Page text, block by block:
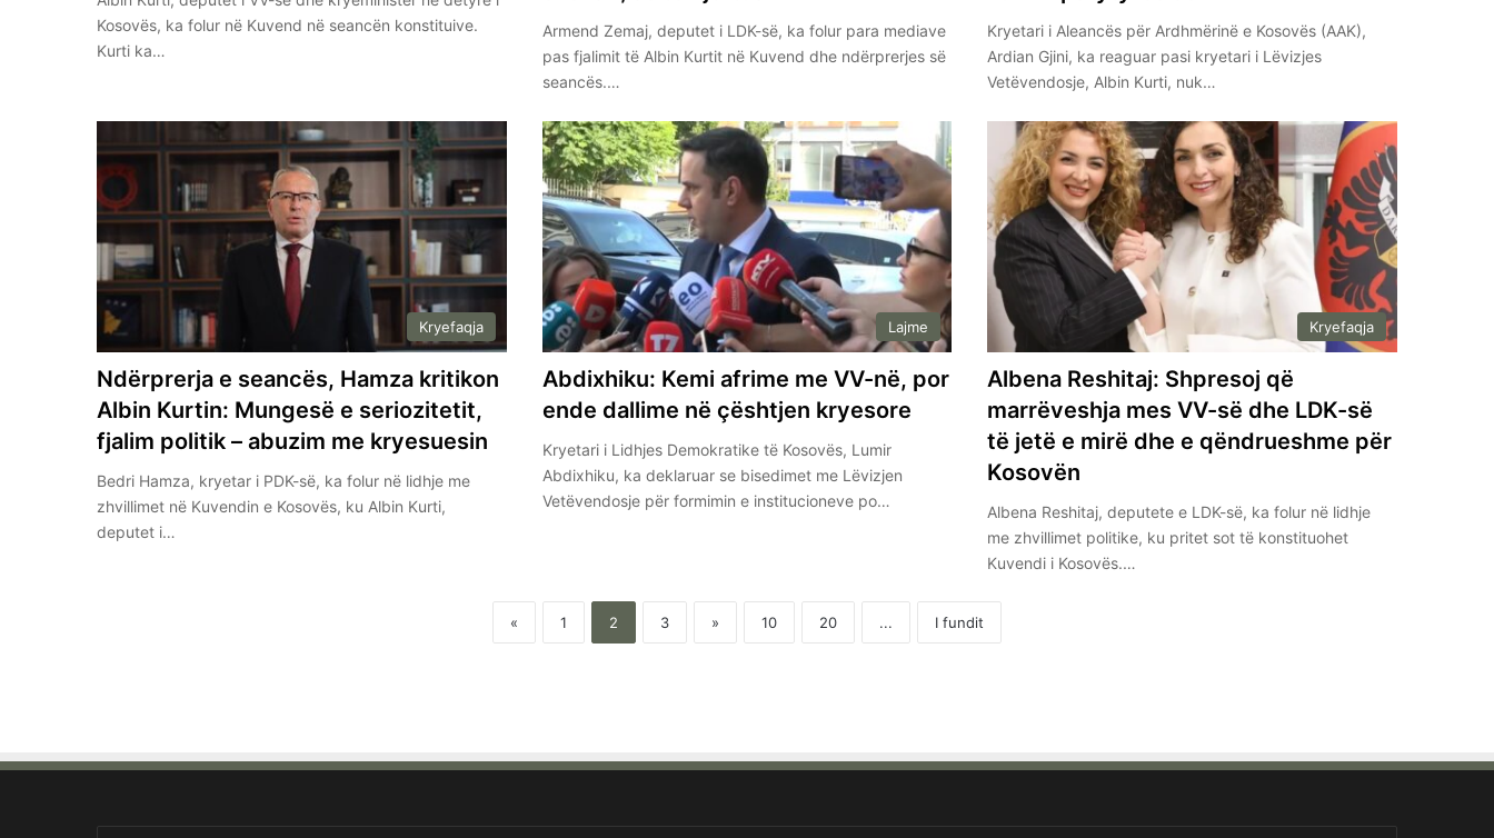
Kosovës, ka folur në Kuvend në seancën konstituive.
Kurti ka…
Armend Zemaj, deputet i LDK-së, ka folur para mediave
pas fjalimit të Albin Kurtit në Kuvend dhe ndërprerjes së
seancës.…
Kryetari i Aleancës për Ardhmërinë e Kosovës (AAK),
Ardian Gjini, ka reaguar pasi kryetari i Lëvizjes
Vetëvendosje, Albin Kurti, nuk…
Kryefaqja
Ndërprerja e seancës, Hamza kritikon
Albin Kurtin: Mungesë e seriozitetit,
fjalim politik – abuzim me kryesuesin
Bedri Hamza, kryetar i PDK-së, ka folur në lidhje me
zhvillimet në Kuvendin e Kosovës, ku Albin Kurti,
deputet i…
Lajme
Abdixhiku: Kemi afrime me VV-në, por
ende dallime në çështjen kryesore
Kryetari i Lidhjes Demokratike të Kosovës, Lumir
Abdixhiku, ka deklaruar se bisedimet me Lëvizjen
Vetëvendosje për formimin e institucioneve po…
Kryefaqja
Albena Reshitaj: Shpresoj që
marrëveshja mes VV-së dhe LDK-së
të jetë e mirë dhe e qëndrueshme për
Kosovën
Albena Reshitaj, deputete e LDK-së, ka folur në lidhje
me zhvillimet politike, ku pritet sot të konstituohet
Kuvendi i Kosovës.…
« 1 2 3 » 10 20 ... I fundit